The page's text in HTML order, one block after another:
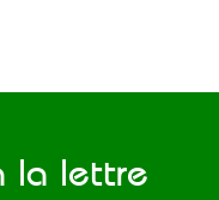
la lettre